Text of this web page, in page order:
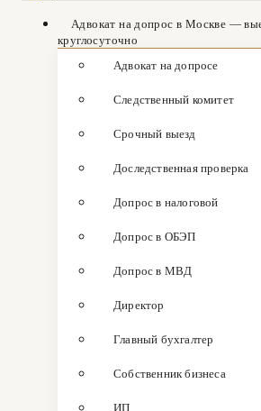
Адвокат на допрос в Москве —
круглосуточно
Адвокат на допросе
Следственный комитет
Срочный выезд
Доследственная проверка
Допрос в налоговой
Допрос в ОБЭП
Допрос в МВД
Директор
Главный бухгалтер
Собственник бизнеса
ИП